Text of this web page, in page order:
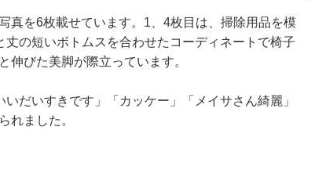
真を6枚載せています。1、4枚目は、掃除用品を模
の短いボトムスを合わせたコーディネートで椅子
伸びた美脚が際立っています。
だいすきです」「カッケー」「メイサさん綺麗」
れました。